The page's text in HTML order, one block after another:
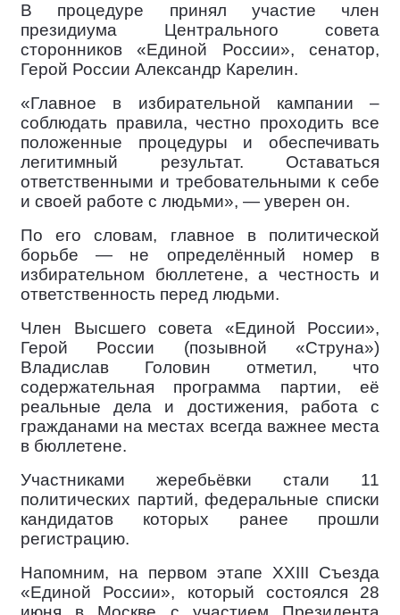
В процедуре принял участие член
президиума Центрального совета
сторонников «Единой России», сенатор,
Герой России Александр Карелин.
«Главное в избирательной кампании –
соблюдать правила, честно проходить все
положенные процедуры и обеспечивать
легитимный результат. Оставаться
ответственными и требовательными к себе
и своей работе с людьми», — уверен он.
По его словам, главное в политической
борьбе — не определённый номер в
избирательном бюллетене, а честность и
ответственность перед людьми.
Член Высшего совета «Единой России»,
Герой России (позывной «Струна»)
Владислав Головин отметил, что
содержательная программа партии, её
реальные дела и достижения, работа с
гражданами на местах всегда важнее места
в бюллетене.
Участниками жеребьёвки стали 11
политических партий, федеральные списки
кандидатов которых ранее прошли
регистрацию.
Напомним, на первом этапе XXIII Съезда
«Единой России», который состоялся 28